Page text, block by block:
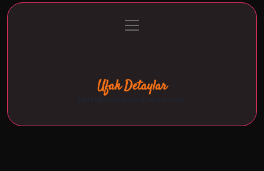
Gizlilik Politikası
menüyü
aç
Ufak Detaylar
Küçük bilgilerin büyük fark yarattığı yazılar.